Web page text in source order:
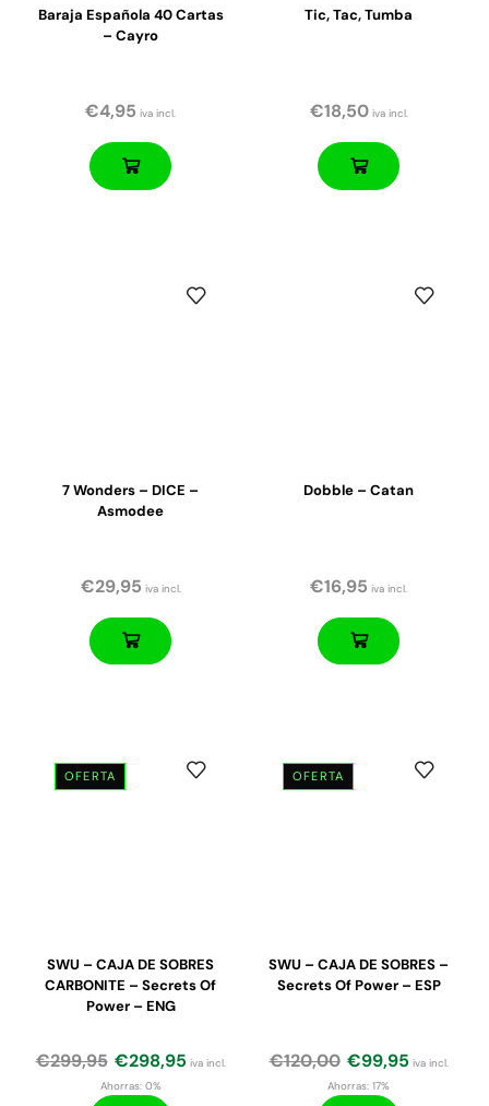
Baraja Española 40 Cartas
– Cayro
€4,95 iva incl.
Tic, Tac, Tumba
€18,50 iva incl.
7 Wonders – DICE –
Asmodee
€29,95 iva incl.
Dobble – Catan
€16,95 iva incl.
OFERTA
SWU – CAJA DE SOBRES
CARBONITE – Secrets Of
Power – ENG
€299,95 €298,95 iva incl.
Ahorras:0%
OFERTA
SWU – CAJA DE SOBRES –
Secrets Of Power – ESP
€120,00 €99,95 iva incl.
Ahorras: 17%